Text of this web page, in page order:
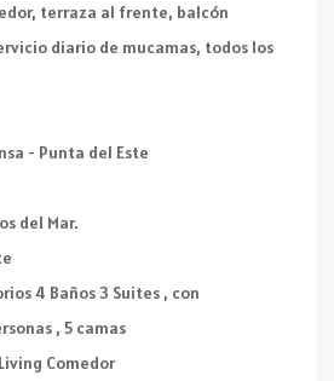
terraza al frente, balcón
diario de mucamas, todos los
- Punta del Este
del Mar.
4 Baños 3 Suites , con
, 5 camas
Comedor